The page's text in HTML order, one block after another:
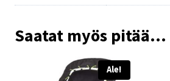
Saatat myös pitää...
Ale!